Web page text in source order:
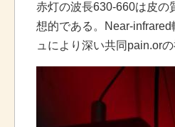
赤灯の波長630-660は皮の
想的である。Near-
ュにより深い共同pain.or